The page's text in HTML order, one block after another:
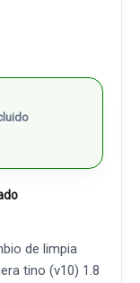
de limpia
tino (v10) 1.8